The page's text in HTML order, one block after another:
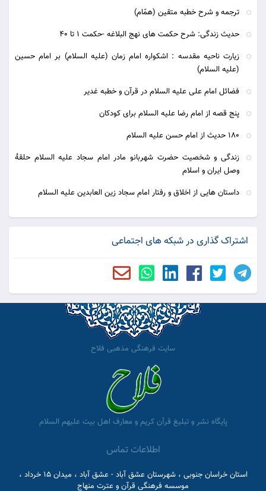
ترجمه و شرح خطبه متقين (همّام)
حدیث زندگی: شرح حکمت های نهج البلاغه -حکمت 1 تا 40
زیارت ناحیه مقدسه : اشکواره امام زمان (علیه السلام) بر امام حسین
(علیه السلام)
فضائل امام علی علیه السلام در قرآن و خطبه غدیر
پنج قصه از امام رضا علیه السلام برای کودکان
180 حديث از امام حسن عليه السلام
زندگی و شخصیت حضرت شهربانو مادر امام سجاد علیه السلام حلقۀ
وصل ایران و اسلام
داستان هایی از اخلاق و رفتار امام سجاد زین العابدین علیه السلام
اشتراک گذاری در شبکه های اجتماعی
سایت فرهنگی مذهبی فلاح
پایگاه نشر و تبلیغ قرآن کریم و معارف اهل بیت علیهم السلام
اطلاعات تماس
استان خراسان جنوبی ، شهرستان عشق آباد - عشق آباد ، میدان 15 خرداد ،
موسسه فرهنگی قرآن و عترت منهاج